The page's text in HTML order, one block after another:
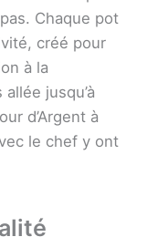
Chaque pot
créé pour
à la
jusqu’à
d’Argent à
le chef y ont